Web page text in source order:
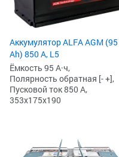
Аккумулятор ALFA AGM (95
Ah) 850 А, L5
Ёмкость 95 А·ч,
Полярность обратная [- +],
Пусковой ток 850 А,
353x175x190